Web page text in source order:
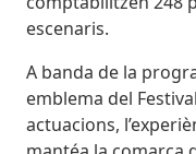
escenaris.
A banda de la
emblema del
actuacions,